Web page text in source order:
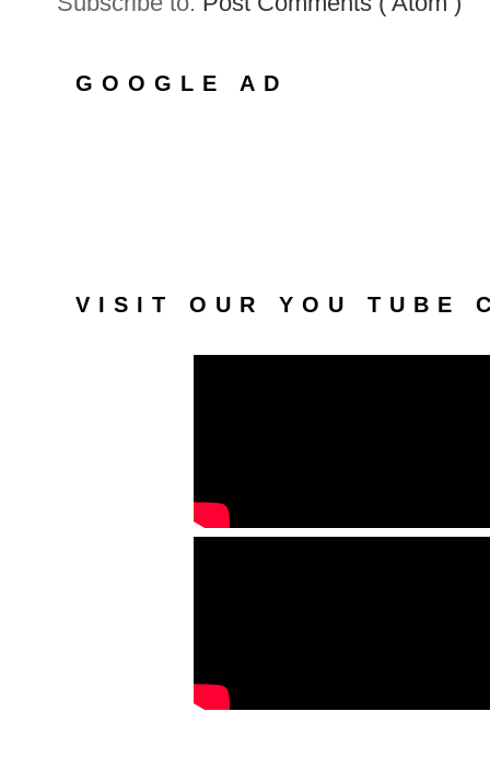
GOOGLE AD
VISIT OUR YOU TUBE